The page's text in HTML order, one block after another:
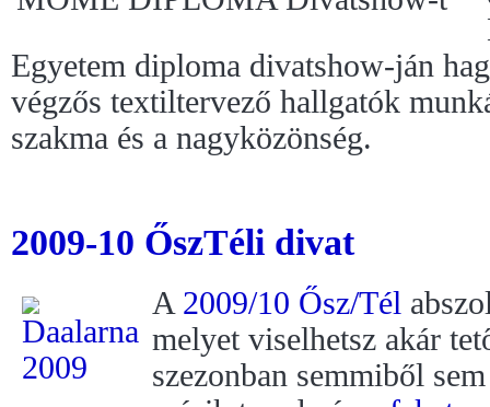
Egyetem diploma divatshow-ján
végzős textiltervező hallgatók
szakma és a nagyközönség.
2009-10 ŐszTéli divat
A 2009/10 Ősz/Tél
melyet viselhetsz akár
szezonban semmiből